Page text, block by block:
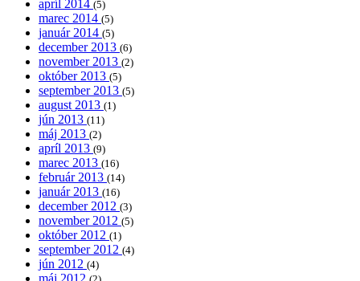
apríl 2014 (5)
marec 2014 (5)
január 2014 (5)
december 2013 (6)
november 2013 (2)
október 2013 (5)
september 2013 (5)
august 2013 (1)
jún 2013 (11)
máj 2013 (2)
apríl 2013 (9)
marec 2013 (16)
február 2013 (14)
január 2013 (16)
december 2012 (3)
november 2012 (5)
október 2012 (1)
september 2012 (4)
jún 2012 (4)